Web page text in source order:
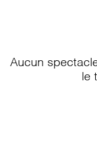
Aucun
le